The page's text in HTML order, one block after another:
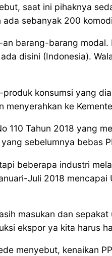
saat ini pihaknya
ada sebanyak 200
barang-barang
disini (Indonesia).
konsumsi yang
ke
110 Tahun 2018 yang
sebelumnya bebas
beberapa industri
Juli 2018
masukan dan
ekspor ya kita harus
menyebut, kenaikan